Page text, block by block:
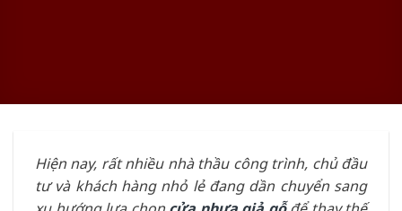
Hiện nay, rất nhiều nhà thầu công trình, chủ đầu
tư và khách hàng nhỏ lẻ đang dần chuyển sang